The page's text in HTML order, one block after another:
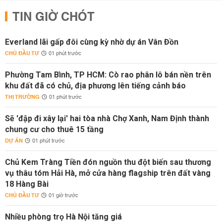
TIN GIỜ CHÓT
Everland lãi gấp đôi cùng kỳ nhờ dự án Vân Đồn
CHỦ ĐẦU TƯ 01 phút trước
Phường Tam Bình, TP HCM: Cò rao phân lô bán nền trên
khu đất đã có chủ, địa phương lên tiếng cảnh báo
THỊ TRƯỜNG 01 phút trước
Sẽ 'đập đi xây lại' hai tòa nhà Chợ Xanh, Nam Định thành
chung cư cho thuê 15 tầng
DỰ ÁN 01 phút trước
Chủ Kem Tràng Tiền đón nguồn thu đột biến sau thương
vụ thâu tóm Hải Hà, mở cửa hàng flagship trên đất vàng
18 Hàng Bài
CHỦ ĐẦU TƯ 01 giờ trước
Nhiều phòng trọ Hà Nội tăng giá